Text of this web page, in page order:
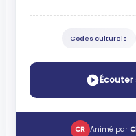
Codes culturels
CR Animé par